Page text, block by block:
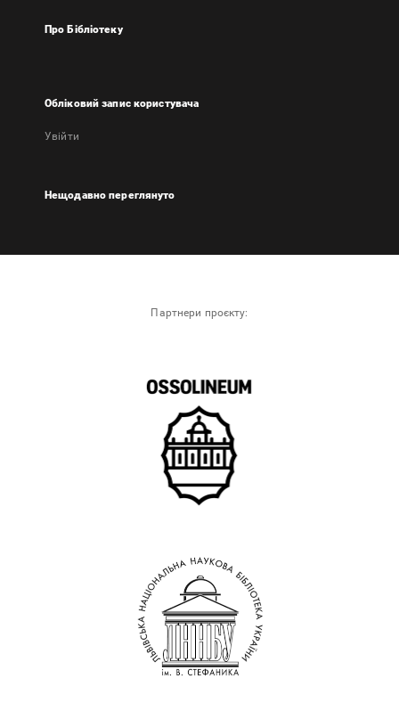
Про Бібліотеку
Обліковий запис користувача
Увійти
Нещодавно переглянуто
Партнери проєкту: